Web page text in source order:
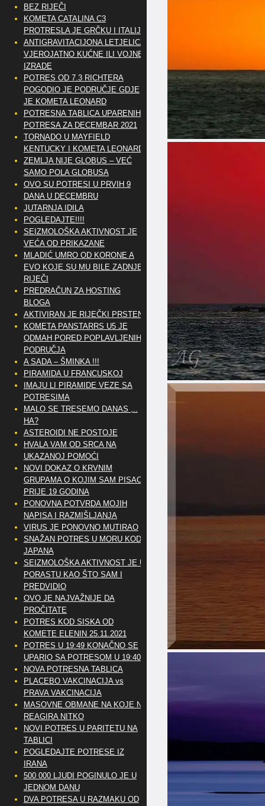
BEZ RIJEČI
KOMETA CATALINA C3
PROTRESLA JE GRČKU I ITALIJU
ANTIGRAVITACIJONA LETJELICA
VJEROJATNO KUĆNE ILI VOJNE
IZRADE
POTRES OD 7.3 RICHTERA
POGODIO JE PODRUČJE GDJE
JE KOMETA LEONARD
POTRESNA TABLICA UPARENIH
POTRESA ZA DECEMBAR 2021
TORNADO U MAYFIELD
KENTUCKY I KOMETA LEONARD
ZEMLJA NIJE GLOBUS – VEĆ
SAMO POLA GLOBUSA
OVO SU POTRESI U PRVIH 9
DANA U DECEMBRU
JUTARNJA IDILA
POGLEDAJTE!!!!
SEIZMOLOŠKA AKTIVNOST JE
VEĆA OD PRIKAZANE
MLADIĆ UMRO OD KORONE A
EVO KOJE SU MU BILE ZADNJE
RIJEČI
PREDRAČUN ZA HOSTING
BLOGA
AKTIVIRAN JE RIJEČKI PRSTEN
KOMETA PANSTARRS U5 JE
ODMAH PORED POPLAVLJENIH
PODRUČJA
A SADA – ŠMINKA !!!
PIRAMIDA U FRANCUSKOJ
IMAJU LI PIRAMIDE VEZE SA
POTRESIMA
MALO SE TRESEMO DANAS ,..
HA?
ASTEROIDI NE POSTOJE
HVALA VAM OD SRCA NA
UKAZANOJ POMOĆI
NOVI DOKAZ O KRVNIM
GRUPAMA O KOJIM SAM PISAO
PRIJE 19 GODINA
PONOVNA POTVRDA MOJIH
NAPISA I RAZMIŠLJANJA
VIRUS JE PONOVNO MUTIRAO
SNAŽAN POTRES U MORU KOD
JAPANA
SEIZMOLOŠKA AKTIVNOST JE U
PORASTU KAO ŠTO SAM I
PREDVIDIO
OVO JE NAJVAŽNIJE DA
PROČITATE
POTRES KOD SISKA OD
KOMETE ELENIN 25.11.2021
POTRES U 19:49 KONAČNO SE
UPARIO SA POTRESOM U 19:40
NOVA POTRESNA TABLICA
PLACEBO VAKCINACIJA vs
PRAVA VAKCINACIJA
MASOVNE OBMANE NA KOJE NE
REAGIRA NITKO
NOVI POTRES U PARITETU NA
TABLICI
POGLEDAJTE POTRESE IZ
IRANA
500 000 LJUDI POGINULO JE U
JEDNOM DANU
DVA POTRESA U RAZMAKU OD